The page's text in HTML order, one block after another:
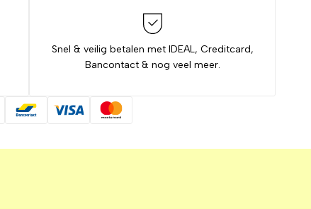
Snel & veilig betalen met IDEAL, Creditcard,
Bancontact & nog veel meer.